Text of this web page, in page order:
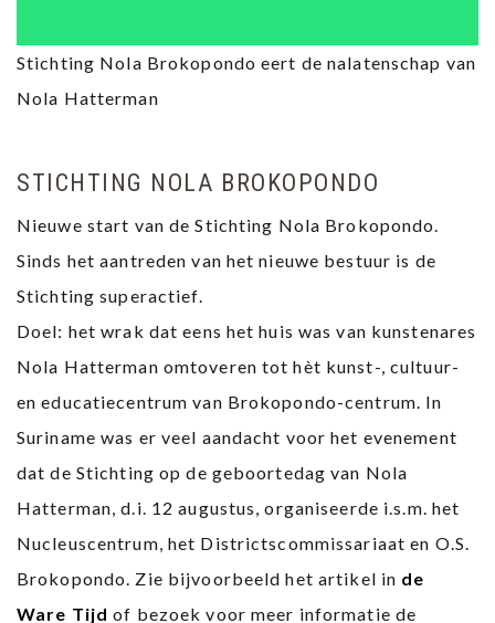
Stichting Nola Brokopondo eert de nalatenschap van
Nola Hatterman
STICHTING NOLA BROKOPONDO
Nieuwe start van de Stichting Nola Brokopondo.
Sinds het aantreden van het nieuwe bestuur is de
Stichting superactief.
Doel: het wrak dat eens het huis was van kunstenares
Nola Hatterman omtoveren tot hèt kunst-, cultuur-
en educatiecentrum van Brokopondo-centrum. In
Suriname was er veel aandacht voor het evenement
dat de Stichting op de geboortedag van Nola
Hatterman, d.i. 12 augustus, organiseerde i.s.m. het
Nucleuscentrum, het Districtscommissariaat en O.S.
Brokopondo. Zie bijvoorbeeld het artikel in de
Ware Tijd of bezoek voor meer informatie de